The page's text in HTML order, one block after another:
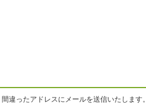
違ったアドレスにメールを送信いたします。